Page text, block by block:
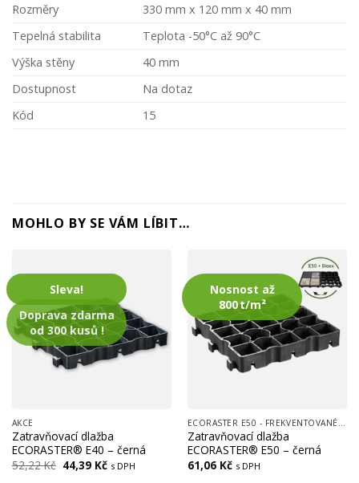
Rozměry
330 mm x 120 mm x 40 mm
Tepelná stabilita
Teplota -50°C až 90°C
Výška stěny
40 mm
Dostupnost
Na dotaz
Kód
15
MOHLO BY SE VÁM LÍBIT…
Sleva!
Doprava zdarma
od 300 kusů !
AKCE
Zatravňovací dlažba
ECORASTER® E40 – černá
52,22Kč Původní
cena
44,39 KčAktuální
cena
s DPH
Nosnost až
800 t/m²
Zatravňovací dlažba
ECORASTER® E50 – černá
61,06 Kč s DPH